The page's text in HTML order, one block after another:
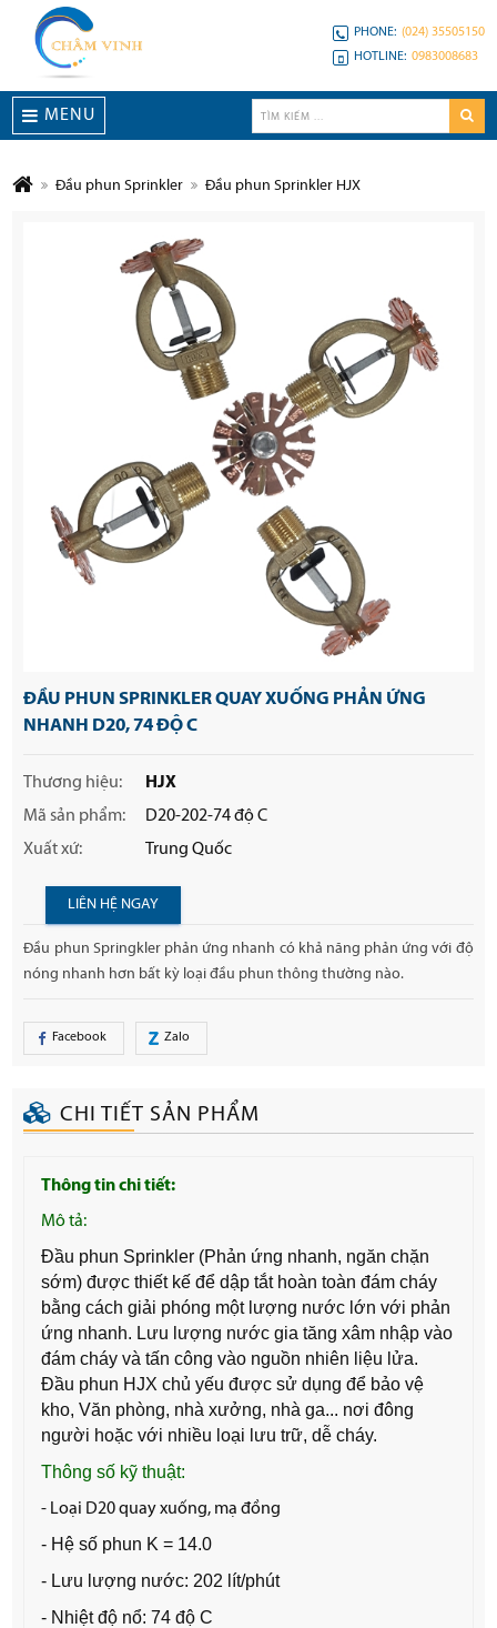
PHONE: (024) 35505150
HOTLINE: 0983008683
MENU
Đầu phun Sprinkler Đầu phun Sprinkler HJX
ĐẦU PHUN SPRINKLER QUAY XUỐNG PHẢN ỨNG
NHANH D20, 74 ĐỘ C
Thương hiệu:
HJX
Mã sản phẩm:
D20-202-74 độ C
Xuất xứ:
Trung Quốc
LIÊN HỆ NGAY
Đầu phun Springkler phản ứng nhanh có khả năng phản ứng với độ
nóng nhanh hơn bất kỳ loại đầu phun thông thường nào.
Facebook Zalo
CHI TIẾT SẢN PHẨM
Thông tin chi tiết:
Mô tả:
Đầu phun Sprinkler (Phản ứng nhanh, ngăn chặn
sớm)được thiết kế để dập tắt hoàn toàn đám cháy
bằng cách giải phóng một lượng nước lớn với phản
ứng nhanh. Lưu lượng nước gia tăng xâm nhập vào
đám cháy và tấn công vào nguồn nhiên liệu lửa.
Đầu phun HJX chủ yếu được sử dụng để bảo vệ
kho, Văn phòng, nhà xưởng, nhà ga... nơi đông
người hoặc với nhiều loại lưu trữ, dễ cháy.
Thông số kỹ thuật:
- Loại D20 quay xuống, mạ đồng
- Hệ số phun K = 14.0
- Lưu lượng nước: 202 lít/phút
- Nhiệt độ nổ: 74 độ C